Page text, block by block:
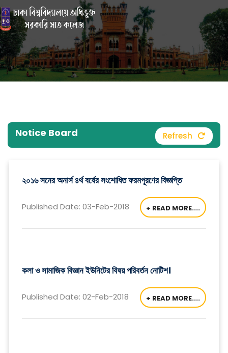
Notice Board Refresh
২০১৬ সনের অনার্স ৪র্থ বর্ষের সংশোধিত ফরমপূরণের বিজ্ঞপ্তি
Published Date: 03-Feb-2018 + READ MORE....
কলা ও সামাজিক বিজ্ঞান ইউনিটের বিষয় পরিবর্তন নোটিশ।
Published Date: 02-Feb-2018 + READ MORE....